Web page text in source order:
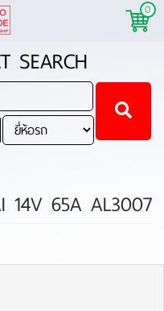
0
SEARCH
14V 65A AL3007